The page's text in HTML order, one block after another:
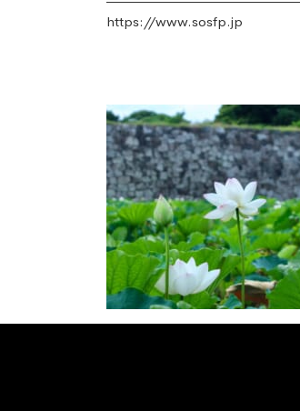
https://www.sosfp.jp